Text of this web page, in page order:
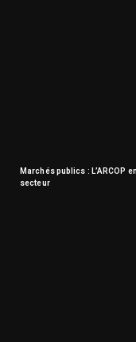
Marchés publics : L’ARCOP
secteur